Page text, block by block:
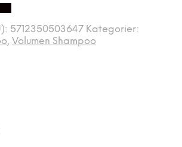
5712350503647 Kategorier:
, Volumen Shampoo